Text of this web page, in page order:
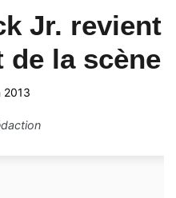
Jr. revient
de la scène
2013